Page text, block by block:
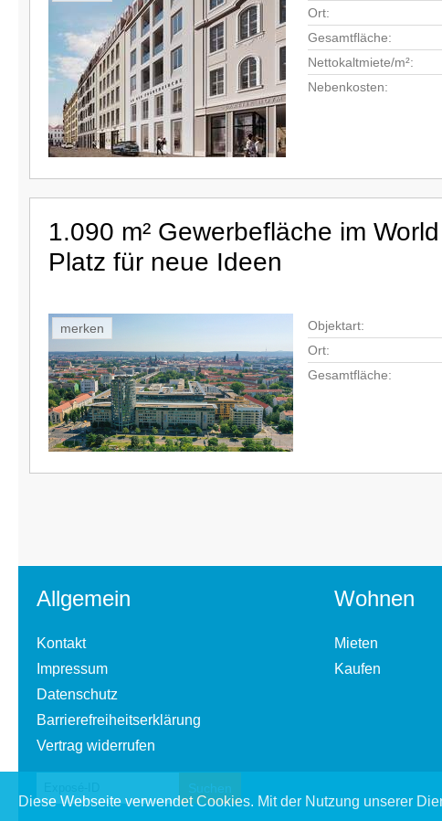
Ort:
Gesamtfläche:
Nettokaltmiete/m²:
Nebenkosten:
1.090 m² Gewerbefläche im
Platz für neue Ideen
merken Objektart:
Ort:
Gesamtfläche:
Allgemein
Kontakt
Impressum
Datenschutz
Barrierefreiheitserklärung
Vertrag widerrufen
Wohnen
Mieten
Kaufen
Diese Webseite verwendet Cookies. Mit der Nutzung unserer